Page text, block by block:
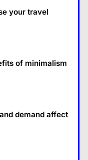
your travel
of minimalism
demand affect